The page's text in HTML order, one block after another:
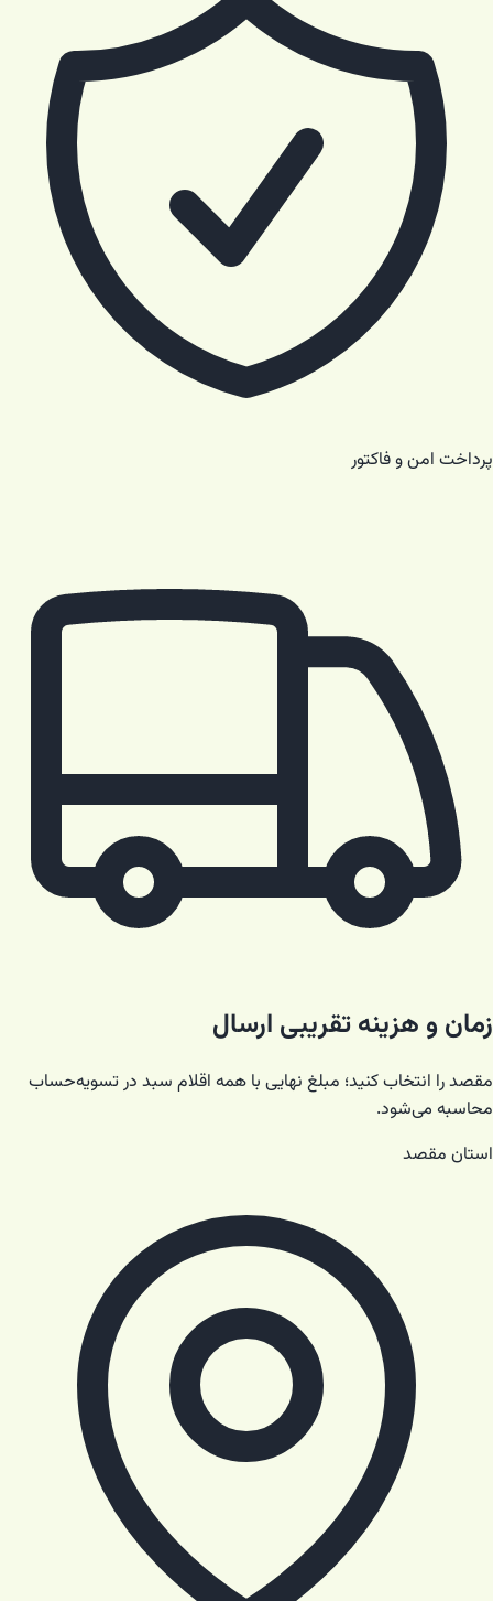
پرداخت امن و فاکتور
زمان و هزینه تقریبی ارسال
مقصد را انتخاب کنید؛ مبلغ نهایی با همه اقلام سبد در تسویه‌حساب
محاسبه می‌شود.
استان مقصد